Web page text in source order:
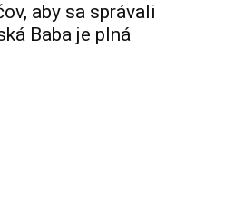
aby sa správali
Baba je plná